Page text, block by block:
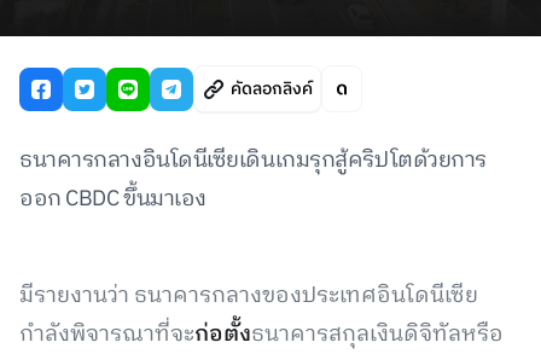
คัดลอกลิงค์
ธนาคารกลางอินโดนีเซียเดินเกมรุกสู้คริปโตด้วยการ
ออก CBDC ขึ้นมาเอง
มีรายงานว่า ธนาคารกลางของประเทศอินโดนีเซีย
กำลังพิจารณาที่จะก่อตั้งธนาคารสกุลเงินดิจิทัลหรือ